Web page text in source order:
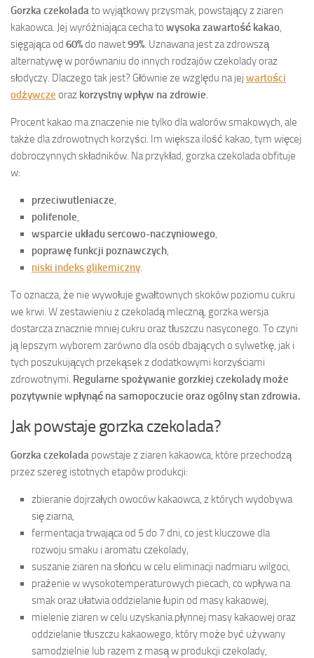
Gorzka czekolada to wyjątkowy przysmak, powstający z ziaren
kakaowca. Jej wyróżniająca cecha to wysoka zawartość kakao
sięgająca od 60%do nawet99% . Uznawana jest za zdrowszą
alternatywę w porównaniu do innych rodzajów czekolady oraz
słodyczy. Dlaczego tak jest? Głównie ze względu na jej wartości
odżywcze oraz korzystny wpływ na zdrowie
Procent kakao ma znaczenie nie tylko dla walorów smakowych, ale
także dla zdrowotnych korzyści. Im większa ilość kakao, tym więcej
dobroczynnych składników. Na przykład, gorzka czekolada obfituje
w:
przeciwutleniacze
polifenole
wsparcie układu sercowo-naczyniowego
poprawę funkcji poznawczych
niski indeks glikemiczny
To oznacza, że nie wywołuje gwałtownych skoków poziomu cukru
we krwi. W zestawieniu z czekoladą mleczną, gorzka wersja
dostarcza znacznie mniej cukru oraz tłuszczu nasyconego. To czyni
ją lepszym wyborem zarówno dla osób dbających o sylwetkę, jak i
tych poszukujących przekąsek z dodatkowymi korzyściami
zdrowotnymi. Regularne spożywanie gorzkiej czekolady może
pozytywnie wpłynąć na samopoczucie oraz ogólny stan zdrowia.
Jak powstaje gorzka czekolada?
Gorzka czekolada powstaje z ziaren kakaowca, które przechodzą
przez szereg istotnych etapów produkcji:
zbieranie dojrzałych owoców kakaowca, z których wydobywa
się ziarna,
fermentacja trwająca od 5 do 7 dni, co jest kluczowe dla
rozwoju smaku i aromatu czekolady,
suszanie ziaren na słońcu w celu eliminacji nadmiaru wilgoci,
prażenie w wysokotemperaturowych piecach, co wpływa na
smak oraz ułatwia oddzielanie łupin od masy kakaowej,
mielenie ziaren w celu uzyskania płynnej masy kakaowej oraz
oddzielanie tłuszczu kakaowego, który może być używany
samodzielnie lub razem z masą w produkcji czekolady,